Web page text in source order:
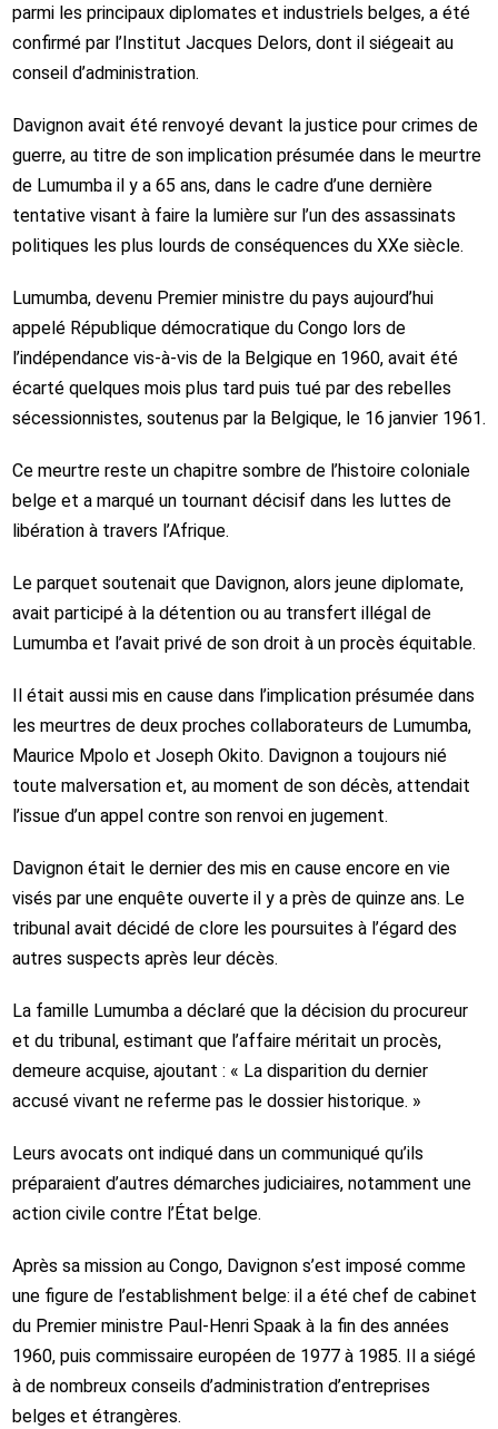
parmi les principaux diplomates et industriels belges, a été
confirmé par l’Institut Jacques Delors, dont il siégeait au
conseil d’administration.
Davignon avait été renvoyé devant la justice pour crimes de
guerre, au titre de son implication présumée dans le meurtre
de Lumumba il y a 65 ans, dans le cadre d’une dernière
tentative visant à faire la lumière sur l’un des assassinats
politiques les plus lourds de conséquences du XXe siècle.
Lumumba, devenu Premier ministre du pays aujourd’hui
appelé République démocratique du Congo lors de
l’indépendance vis‑à‑vis de la Belgique en 1960, avait été
écarté quelques mois plus tard puis tué par des rebelles
sécessionnistes, soutenus par la Belgique, le 16 janvier 1961.
Ce meurtre reste un chapitre sombre de l’histoire coloniale
belge et a marqué un tournant décisif dans les luttes de
libération à travers l’Afrique.
Le parquet soutenait que Davignon, alors jeune diplomate,
avait participé à la détention ou au transfert illégal de
Lumumba et l’avait privé de son droit à un procès équitable.
Il était aussi mis en cause dans l’implication présumée dans
les meurtres de deux proches collaborateurs de Lumumba,
Maurice Mpolo et Joseph Okito. Davignon a toujours nié
toute malversation et, au moment de son décès, attendait
l’issue d’un appel contre son renvoi en jugement.
Davignon était le dernier des mis en cause encore en vie
visés par une enquête ouverte il y a près de quinze ans. Le
tribunal avait décidé de clore les poursuites à l’égard des
autres suspects après leur décès.
La famille Lumumba a déclaré que la décision du procureur
et du tribunal, estimant que l’affaire méritait un procès,
demeure acquise, ajoutant : « La disparition du dernier
accusé vivant ne referme pas le dossier historique. »
Leurs avocats ont indiqué dans un communiqué qu’ils
préparaient d’autres démarches judiciaires, notamment une
action civile contre l’État belge.
Après sa mission au Congo, Davignon s’est imposé comme
une figure de l’establishment belge: il a été chef de cabinet
du Premier ministre Paul‑Henri Spaak à la fin des années
1960, puis commissaire européen de 1977 à 1985. Il a siégé
à de nombreux conseils d’administration d’entreprises
belges et étrangères.